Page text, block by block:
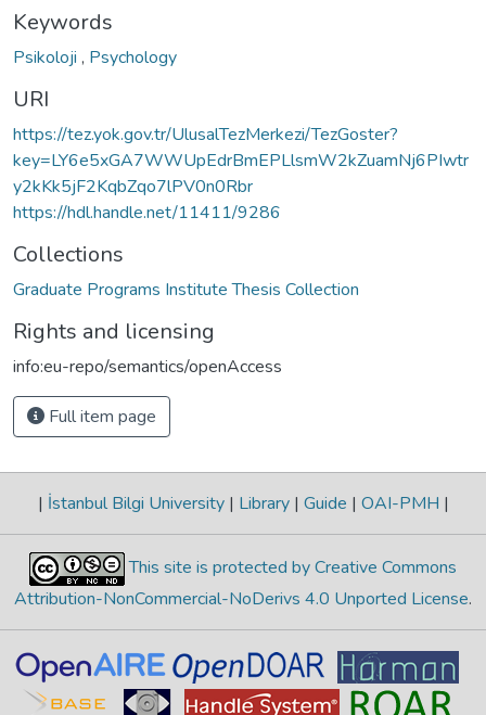
Keywords
Psikoloji , Psychology
URI
https://tez.yok.gov.tr/UlusalTezMerkezi/TezGoster?
key=LY6e5xGA7WWUpEdrBmEPLlsmW2kZuamNj6PIwtr
y2kKk5jF2KqbZqo7lPV0n0Rbr
https://hdl.handle.net/11411/9286
Collections
Graduate Programs Institute Thesis Collection
Rights and licensing
info:eu-repo/semantics/openAccess
Full item page
| İstanbul Bilgi University | Library | Guide | OAI-PMH |
This site is protected by Creative Commons
Attribution-NonCommercial-NoDerivs 4.0 Unported License.